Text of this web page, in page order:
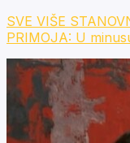
SVE VIŠE
PRIMOJA: U